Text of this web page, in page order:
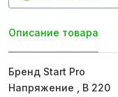
Описание товара
Бренд Start Pro
Напряжение , В 220